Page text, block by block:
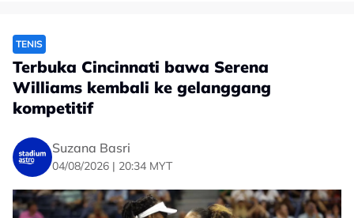
TENIS
Terbuka Cincinnati bawa Serena
Williams kembali ke gelanggang
kompetitif
Suzana Basri
04/08/2026 | 20:34 MYT